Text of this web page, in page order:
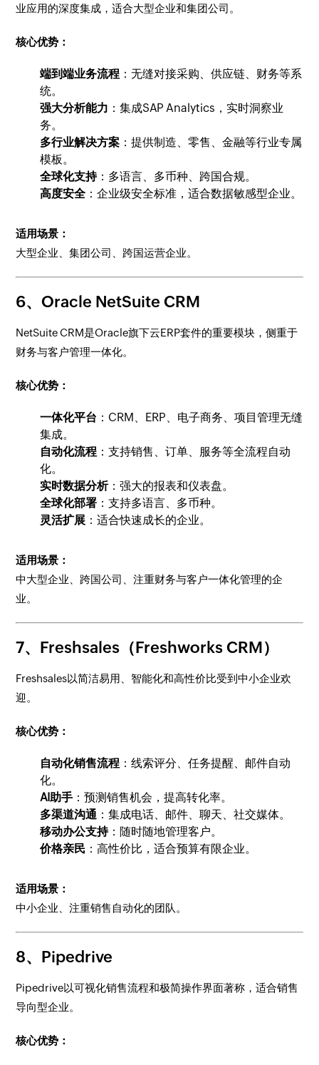
业应用的深度集成，适合大型企业和集团公司。
核心优势：
端到端业务流程 ：无缝对接采购、供应链、财务等系
统。
强大分析能力 ：集成SAP Analytics，实时洞察业
务。
多行业解决方案 ：提供制造、零售、金融等行业专属
模板。
全球化支持：多语言、多币种、跨国合规。
高度安全 ：企业级安全标准，适合数据敏感型企业。
适用场景：
大型企业、集团公司、跨国运营企业。
6、Oracle NetSuite CRM
NetSuite CRM是Oracle旗下云ERP套件的重要模块，侧重于
财务与客户管理一体化。
核心优势：
一体化平台 ：CRM、ERP、电子商务、项目管理无缝
集成。
自动化流程 ：支持销售、订单、服务等全流程自动
化。
实时数据分析：强大的报表和仪表盘。
全球化部署 ：支持多语言、多币种。
灵活扩展 ：适合快速成长的企业。
适用场景：
中大型企业、跨国公司、注重财务与客户一体化管理的企
业。
7、Freshsales（Freshworks CRM）
Freshsales以简洁易用、智能化和高性价比受到中小企业欢
迎。
核心优势：
自动化销售流程 ：线索评分、任务提醒、邮件自动
化。
AI助手 ：预测销售机会，提高转化率。
多渠道沟通 ：集成电话、邮件、聊天、社交媒体。
移动办公支持：随时随地管理客户。
价格亲民 ：高性价比，适合预算有限企业。
适用场景：
中小企业、注重销售自动化的团队。
8、Pipedrive
Pipedrive以可视化销售流程和极简操作界面著称，适合销售
导向型企业。
核心优势：